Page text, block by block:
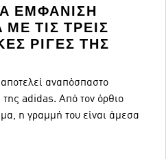
ΕΜΦΆΝΙΣΗ
ΤΙΣ ΤΡΕΙΣ
ΡΊΓΕΣ ΤΗΣ
αναπόσπαστο
της adidas. Από τον όρθιο
η γραμμή του είναι άμεσα